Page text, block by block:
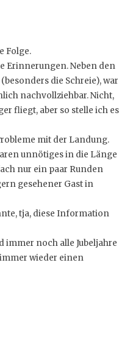
Folge.
Erinnerungen. Neben den
die Schreie), war
nachvollziehbar. Nicht,
fliegt, aber so stelle ich es
mit der Landung.
unnötiges in die Länge
nur ein paar Runden
gesehener Gast in
tja, diese Information
immer noch alle Jubeljahre
wieder einen